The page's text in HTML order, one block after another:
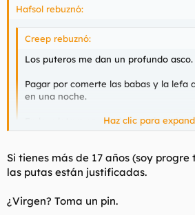
Hafsol rebuznó:
Creep rebuznó:
Los puteros me dan un profundo asco.
Pagar por comerte las babas y la lefa
en una noche.
En la ruleta rusa, con buenos
sales vivo ganas una buena pasta.
Papito te quiero mucho mi amol
diente de oro un goterón de lefa del
dice alguien que aún no ha metido en
Haz clic para
Si tienes más de 17 años (soy
las putas están justificadas.
¿Virgen? Toma un pin.